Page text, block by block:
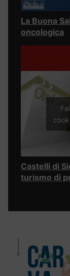
La Buona
oncologica
Castelli di
turismo di